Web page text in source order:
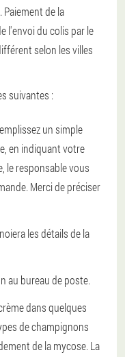
Paiement de la
l'envoi du colis par le
selon les villes
suivantes :
un simple
en indiquant votre
le responsable vous
Merci de préciser
les détails de la
au bureau de poste.
dans quelques
de champignons
de la mycose. La